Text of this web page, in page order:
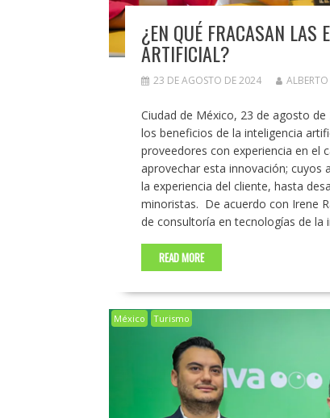
¿EN QUÉ FRACASAN LAS
ARTIFICIAL?
23 DE AGOSTO DE 2024
Ciudad de México, 23 de agosto
los beneficios de la inteligencia
proveedores con experiencia en el
aprovechar esta innovación; cuyos
la experiencia del cliente, hasta
minoristas. ​ De acuerdo con Irene
de consultoría en tecnologías de
READ MORE
México Turismo